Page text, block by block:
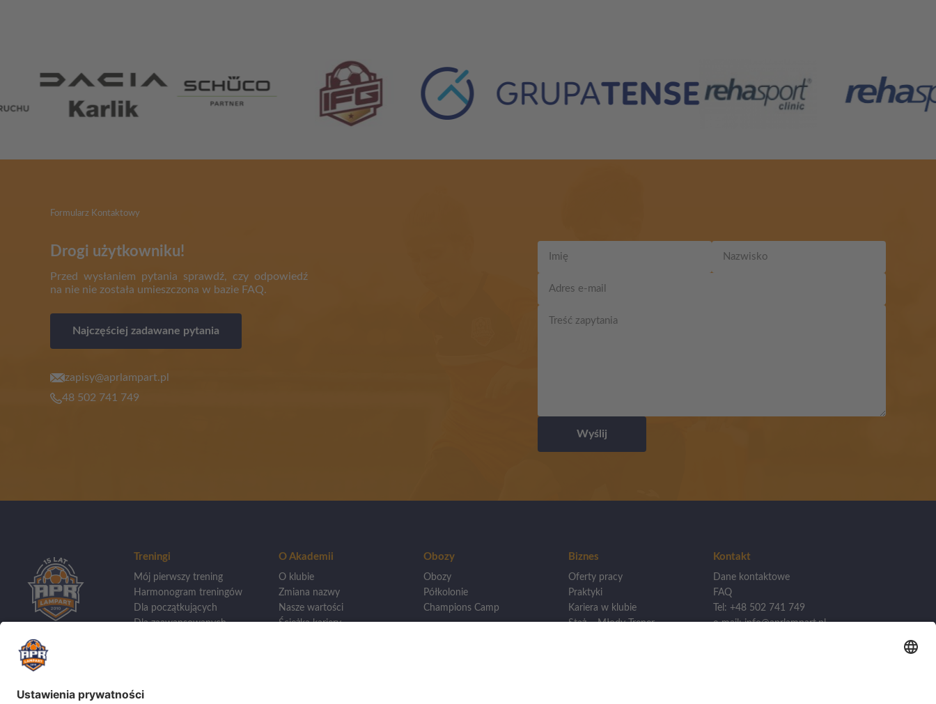
Formularz Kontaktowy
Drogi użytkowniku!
Przed wysłaniem pytania sprawdź, czy odpowiedź
na nie nie została umieszczona w bazie FAQ.
Najczęściej zadawane pytania
zapisy@aprlampart.pl
48 502 741 749
Wyślij
Treningi
Mój pierwszy trening
Harmonogram treningów
Dla początkujących
Dla zaawansowanych
O Akademii
O klubie
Zmiana nazwy
Nasze wartości
Ścieżka kariery
Obozy
Obozy
Półkolonie
Champions Camp
Biznes
Oferty pracy
Praktyki
Kariera w klubie
Staż – Młody Trener
Kontakt
Dane kontaktowe
FAQ
Tel: +48 502 741 749
e-mail: info@aprlampart.pl